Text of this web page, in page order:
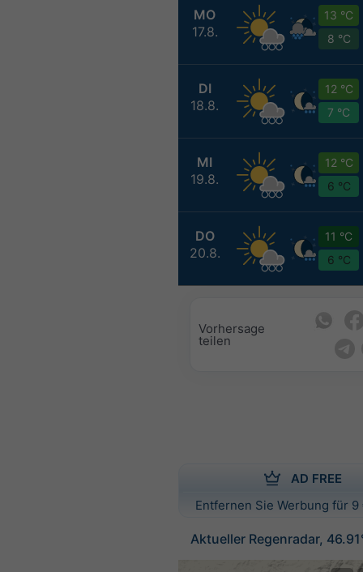
MO
17.8.
13 °C
8 °C
DI
18.8.
12 °C
7 °C
MI
19.8.
12 °C
6 °C
DO
20.8.
11 °C
6 °C
Vorhersage
teilen
AD FREE
Entfernen Sie Werbung für
Aktueller Regenradar,